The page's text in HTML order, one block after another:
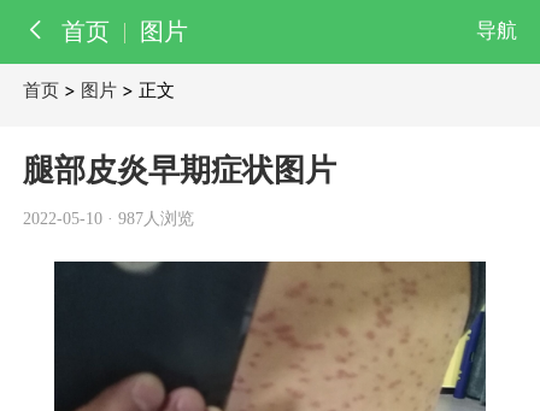
首页 图片 导航
首页 > 图片 > 正文
腿部皮炎早期症状图片
2022-05-10 · 987人浏览